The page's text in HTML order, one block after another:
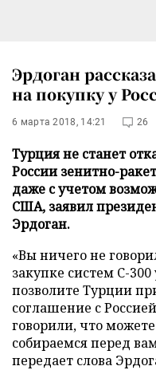
Эрдоган
на покупку у
6 марта 2018, 14:21 26
Турция не станет
России зенитно-
даже с учетом
США, заявил
Эрдоган.
«Вы ничего не
закупке систем С-
позволите Турции
соглашение с
говорили, что
собираемся перед
передает слова